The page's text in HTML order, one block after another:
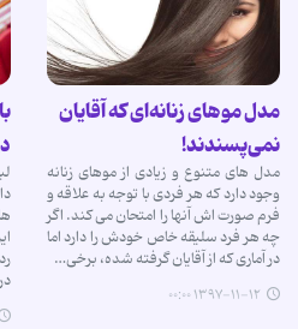
مدل مو‌های زنانه‌ای که آقایان
نمی‌پسندند!
مدل های متنوع و زیادی از موهای زنانه
وجود دارد که هر فردی با توجه به علاقه و
فرم صورت اش آنها را امتحان می کند. اگر
چه هر فرد سلیقه خاص خودش را دارد اما
در آماری که از آقایان گرفته شده، برخی…
۱۳۹۷-۱۱-۱۲ ۰۰:۰۰